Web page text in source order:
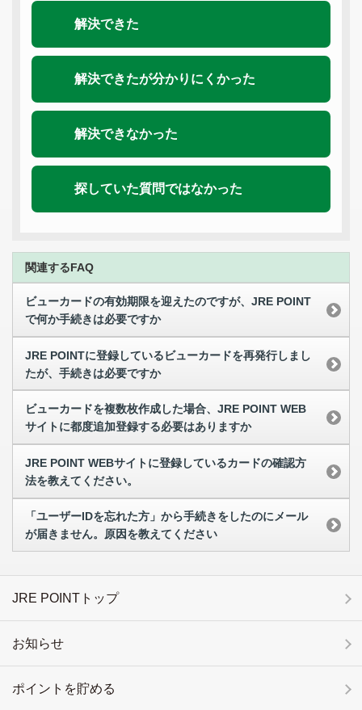
解決できた
解決できたが分かりにくかった
解決できなかった
探していた質問ではなかった
関連するFAQ
ビューカードの有効期限を迎えたのですが、JRE POINT
で何か手続きは必要ですか
JRE POINTに登録しているビューカードを再発行しまし
たが、手続きは必要ですか
ビューカードを複数枚作成した場合、JRE POINT WEB
サイトに都度追加登録する必要はありますか
JRE POINT WEBサイトに登録しているカードの確認方
法を教えてください。
「ユーザーIDを忘れた方」から手続きをしたのにメール
が届きません。原因を教えてください
JRE POINTトップ
お知らせ
ポイントを貯める